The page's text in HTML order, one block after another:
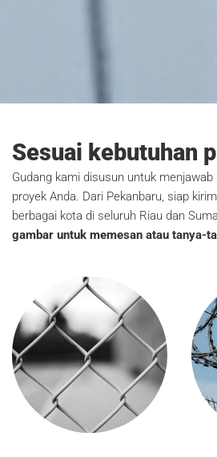
hingga roofmesh, untuk
Pekanbaru dan sekitarnya
tersedia di Pabrik Kawat by PT Berkah Tirta Wahana.
duri, silet, licin, seling, bendrat, hexagonal, petak,
dengan ketahanan terbaik di kelasnya. Pengiriman
Ngobrol dengan tim kami
Sesuai kebutuhan
Gudang kami disusun untuk
proyek Anda. Dari Pekanbaru, siap
berbagai kota di seluruh Riau dan
gambar untuk memesan atau tanya-